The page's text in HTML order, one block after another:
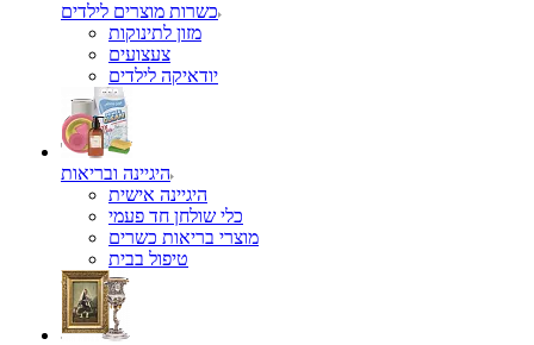
כשרות מוצרים לילדים
מזון לתינוקות
צעצועים
יודאיקה לילדים
היגיינה ובריאות
היגיינה אישית
כלי שולחן חד פעמי
מוצרי בריאות כשרים
טיפול בבית